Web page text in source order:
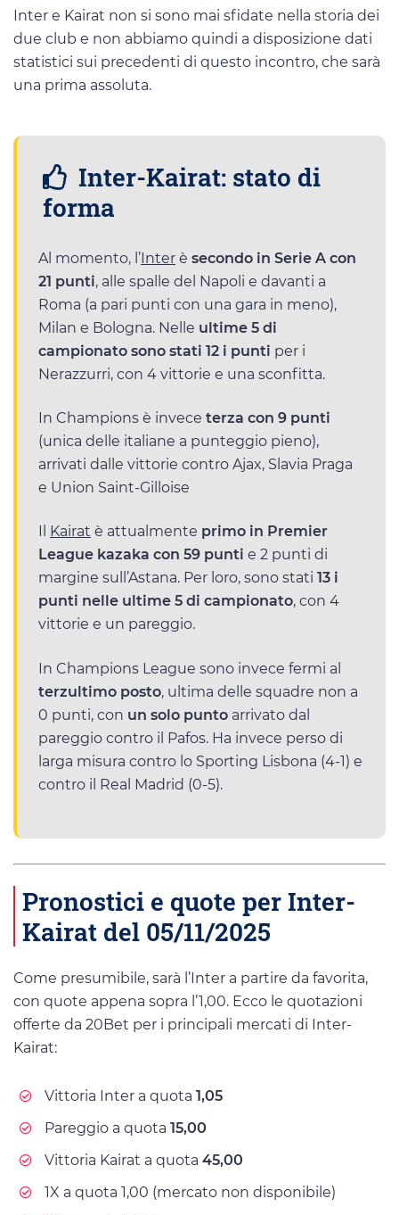
Inter e Kairat non si sono mai sfidate nella storia dei
due club e non abbiamo quindi a disposizione dati
statistici sui precedenti di questo incontro, che sarà
una prima assoluta.
Inter-Kairat: stato di
forma
Al momento, l’Inter è secondo in Serie A con
21 punti, alle spalle del Napoli e davanti a
Roma (a pari punti con una gara in meno),
Milan e Bologna. Nelle ultime 5 di
campionato sono stati 12 i punti per i
Nerazzurri, con 4 vittorie e una sconfitta.
In Champions è invece terza con 9 punti
(unica delle italiane a punteggio pieno),
arrivati dalle vittorie contro Ajax, Slavia Praga
e Union Saint-Gilloise
Kairat è attualmente primo in Premier
League kazaka con 59 punti e 2 punti di
margine sull’Astana. Per loro, sono stati 13 i
punti nelle ultime 5 di campionato, con 4
vittorie e un pareggio.
In Champions League sono invece fermi al
terzultimo posto, ultima delle squadre non a
0 punti, con un solo punto arrivato dal
pareggio contro il Pafos. Ha invece perso di
larga misura contro lo Sporting Lisbona (4-1) e
contro il Real Madrid (0-5).
Pronostici e quote per Inter-
Kairat del 05/11/2025
Come presumibile, sarà l’Inter a partire da favorita,
con quote appena sopra l’1,00. Ecco le quotazioni
offerte da 20Bet per i principali mercati di Inter-
Kairat:
Vittoria Inter a quota 1,05
Pareggio a quota 15,00
Vittoria Kairat a quota 45,00
1X a quota 1,00 (mercato non disponibile)